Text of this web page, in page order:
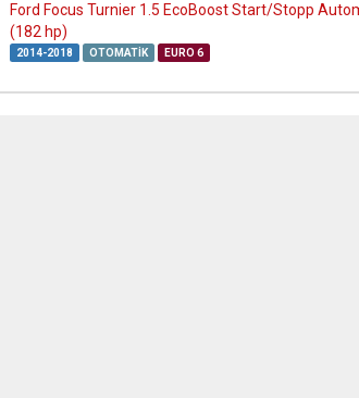
Ford Focus Turnier 1.5 EcoBoost Start/Stopp
(182 hp)
2014-2018 OTOMATIK EURO 6